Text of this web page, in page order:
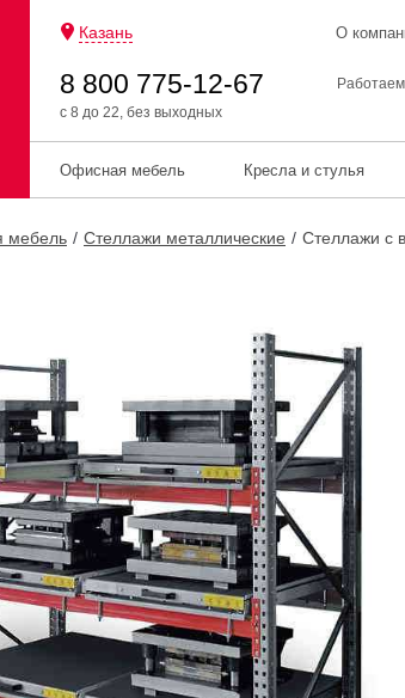
Казань О
8 800 775-12-67
с 8 до 22, без выходных
Офисная мебель Кресла и стулья
мебель Стеллажи металлические Стеллажи с